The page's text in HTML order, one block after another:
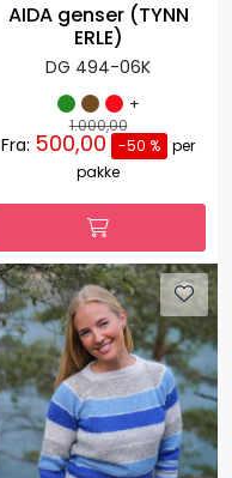
AIDA genser (TYNN
ERLE)
DG 494-06K
+
1.000,00
Fra: 500,00 -50 % per
pakke